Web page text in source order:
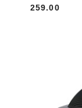
Cena:
259.00